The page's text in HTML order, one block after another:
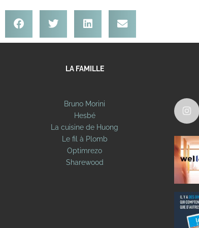
LA FAMILLE
Bruno Morini
Hesbé
La cuisine de Huong
Le fil à Plomb
Optimrezo
Sharewood